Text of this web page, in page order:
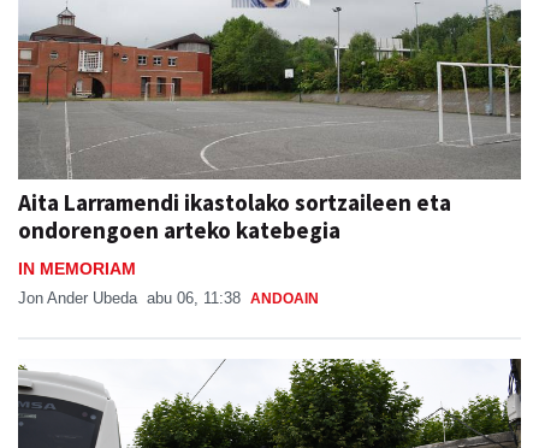
Aita Larramendi ikastolako sortzaileen eta
ondorengoen arteko katebegia
IN MEMORIAM
Jon Ander Ubeda abu 06, 11:38 ANDOAIN